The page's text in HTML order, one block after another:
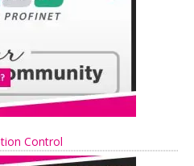
Control